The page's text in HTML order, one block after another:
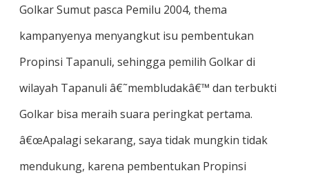
Golkar Sumut pasca Pemilu 2004, thema
kampanyenya menyangkut isu pembentukan
Propinsi Tapanuli, sehingga pemilih Golkar di
wilayah Tapanuli â€˜membludakâ€™ dan terbukti
Golkar bisa meraih suara peringkat pertama.
â€œApalagi sekarang, saya tidak mungkin tidak
mendukung, karena pembentukan Propinsi